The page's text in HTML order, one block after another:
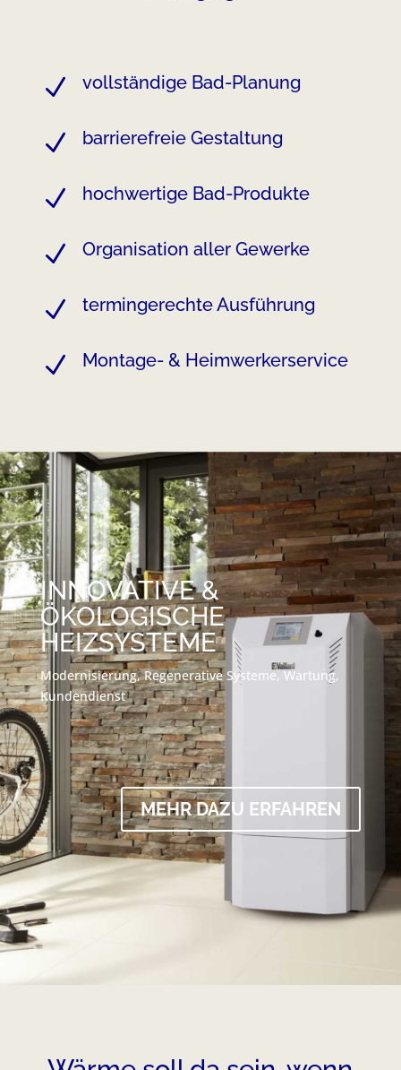
N vollständige Bad-Planung
N barrierefreie Gestaltung
N hochwertige Bad-Produkte
N Organisation aller Gewerke
N termingerechte Ausführung
N Montage- & Heimwerkerservice
INNOVATIVE &
ÖKOLOGISCHE
HEIZSYSTEME
Modernisierung, Regenerative Systeme, Wartung,
Kundendienst
MEHR DAZU ERFAHREN